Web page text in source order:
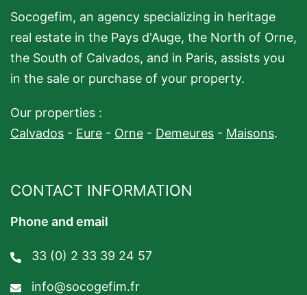
Socogefim, an agency specializing in heritage
real estate in the Pays d'Auge, the North of Orne,
the South of Calvados, and in Paris, assists you
in the sale or purchase of your property.
Our properties :
Calvados - Eure - Orne - Demeures - Maisons.
CONTACT INFORMATION
Phone and email
33 (0) 2 33 39 24 57
info@socogefim.fr